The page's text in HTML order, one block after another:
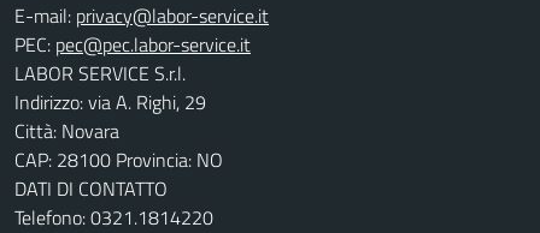
E-mail:
PEC:
LABOR SERVICE S.r.l.
Indirizzo: via A. Righi, 29
Città: Novara
CAP: 28100 Provincia: NO
DATI DI CONTATTO
Telefono: 0321.1814220